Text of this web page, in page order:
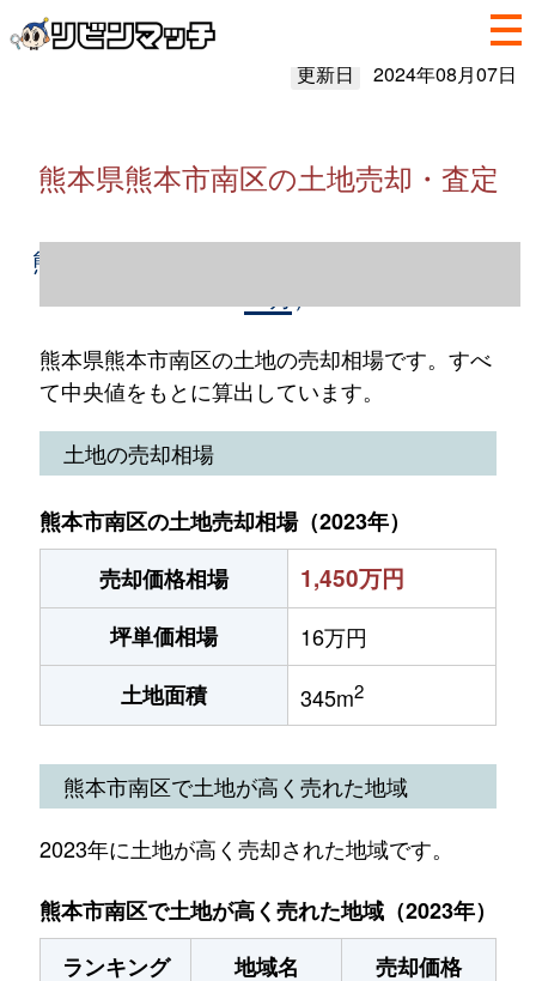
更新日 2024年08月07日
熊本県熊本市南区の土地売却・査定
熊本県熊本市南区の土地売却情報（2023年1
熊本県熊本市南区の土地の売却相場です。すべ
て中央値をもとに算出しています。
土地の売却相場
熊本市南区の土地売却相場（2023年）
売却価格相場
1,450万円
坪単価相場
16万円
土地面積
345m2
熊本市南区で土地が高く売れた地域
2023年に土地が高く売却された地域です。
熊本市南区で土地が高く売れた地域（2023年）
ランキング
地域名
売却価格